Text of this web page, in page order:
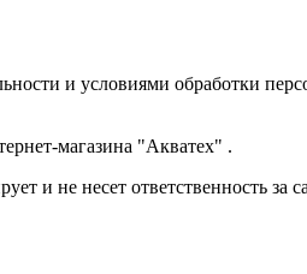
и условиями обработки
магазина "Акватех" .
и не несет ответственность за